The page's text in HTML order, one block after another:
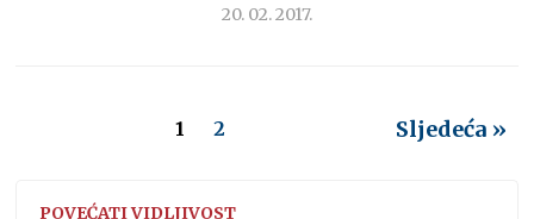
20. 02. 2017.
1 2 Sljedeća »
POVEĆATI VIDLJIVOST